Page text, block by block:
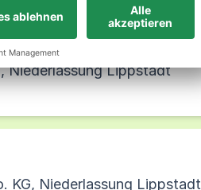
Niederlassung Lippstadt
KG, Niederlassung Lippstadt